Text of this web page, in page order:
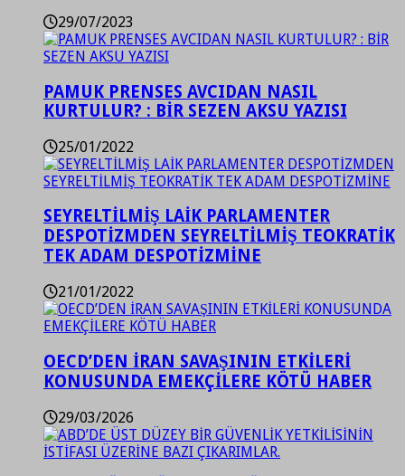
29/07/2023
PAMUK PRENSES AVCIDAN NASIL
KURTULUR? : BİR SEZEN AKSU YAZISI
25/01/2022
SEYRELTİLMİŞ LAİK PARLAMENTER
DESPOTİZMDEN SEYRELTİLMİŞ TEOKRATİK
TEK ADAM DESPOTİZMİNE
21/01/2022
OECD’DEN İRAN SAVAŞININ ETKİLERİ
KONUSUNDA EMEKÇİLERE KÖTÜ HABER
29/03/2026